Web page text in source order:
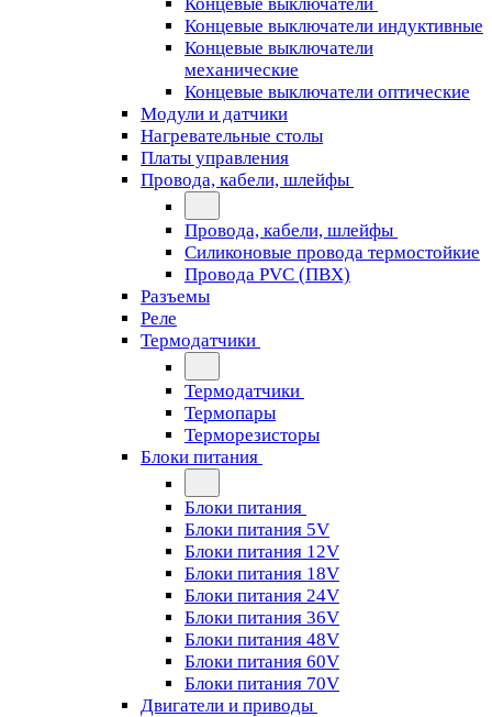
Концевые выключатели индуктивные
Концевые выключатели
механические
Концевые выключатели оптические
Модули и датчики
Нагревательные столы
Платы управления
Провода, кабели, шлейфы
Провода, кабели, шлейфы
Силиконовые провода термостойкие
Провода PVC (ПВХ)
Разъемы
Реле
Термодатчики
Термодатчики
Термопары
Терморезисторы
Блоки питания
Блоки питания
Блоки питания 5V
Блоки питания 12V
Блоки питания 18V
Блоки питания 24V
Блоки питания 36V
Блоки питания 48V
Блоки питания 60V
Блоки питания 70V
Двигатели и приводы